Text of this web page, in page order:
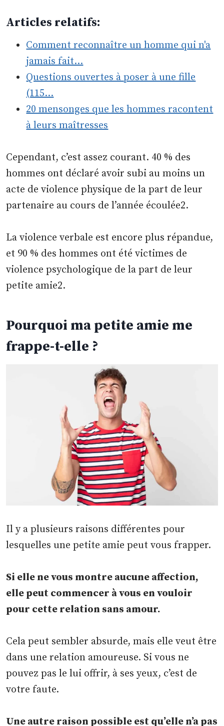
Articles relatifs:
Comment reconnaître un homme qui n'a
jamais fait…
Questions ouvertes à poser à une fille
(115…
20 mensonges que les hommes racontent
à leurs maîtresses
Cependant, c’est assez courant. 40 % des
hommes ont déclaré avoir subi au moins un
acte de violence physique de la part de leur
partenaire au cours de l’année écoulée2.
La violence verbale est encore plus répandue,
et 90 % des hommes ont été victimes de
violence psychologique de la part de leur
petite amie2.
Pourquoi ma petite amie me
frappe-t-elle ?
Il y a plusieurs raisons différentes pour
lesquelles une petite amie peut vous frapper.
Si elle ne vous montre aucune affection,
elle peut commencer à vous en vouloir
pour cette relation sans amour.
Cela peut sembler absurde, mais elle veut être
dans une relation amoureuse. Si vous ne
pouvez pas le lui offrir, à ses yeux, c’est de
votre faute.
Une autre raison possible est qu’elle n’a pas